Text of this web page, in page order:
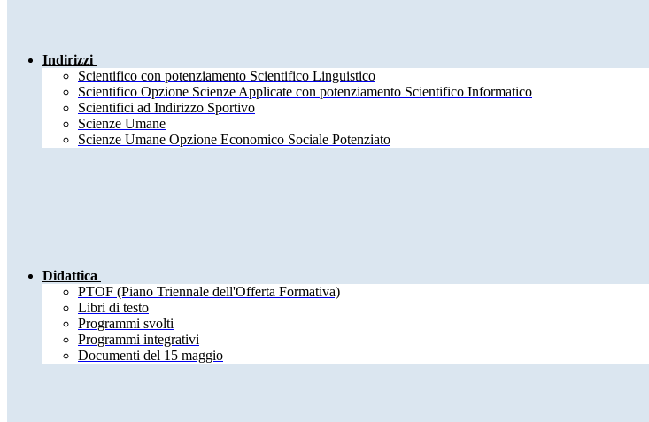
Indirizzi
Scientifico con potenziamento Scientifico Linguistico
Scientifico Opzione Scienze Applicate con potenziamento Scientifico Informatico
Scientifici ad Indirizzo Sportivo
Scienze Umane
Scienze Umane Opzione Economico Sociale Potenziato
Didattica
PTOF (Piano Triennale dell'Offerta Formativa)
Libri di testo
Programmi svolti
Programmi integrativi
Documenti del 15 maggio